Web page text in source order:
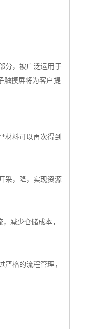
分，被广泛运用于
触摸屏将为客户提
材料可以再次得到
采，降，实现资源
减少仓储成本，
格的流程管理，